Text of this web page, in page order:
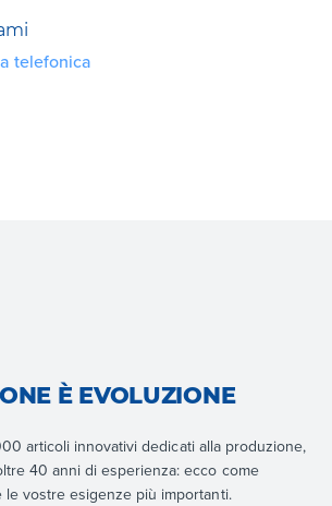
telefonica
È EVOLUZIONE
articoli innovativi dedicati alla produzione,
40 anni di esperienza: ecco come
le vostre esigenze più importanti.